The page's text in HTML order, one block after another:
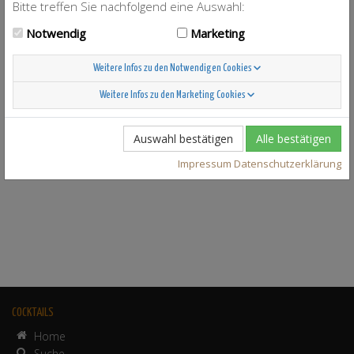
COCKTAILS
Home
Bitte treffen Sie nachfolgend eine Auswahl:
Notwendig
Marketing
Weitere Infos zu den Notwendigen Cookies
Weitere Infos zu den Marketing Cookies
Auswahl bestätigen Alle bestätigen
Impressum Datenschutzerklärung